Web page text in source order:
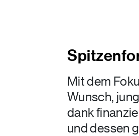
Mit dem
Wunsch,
dank
und dessen